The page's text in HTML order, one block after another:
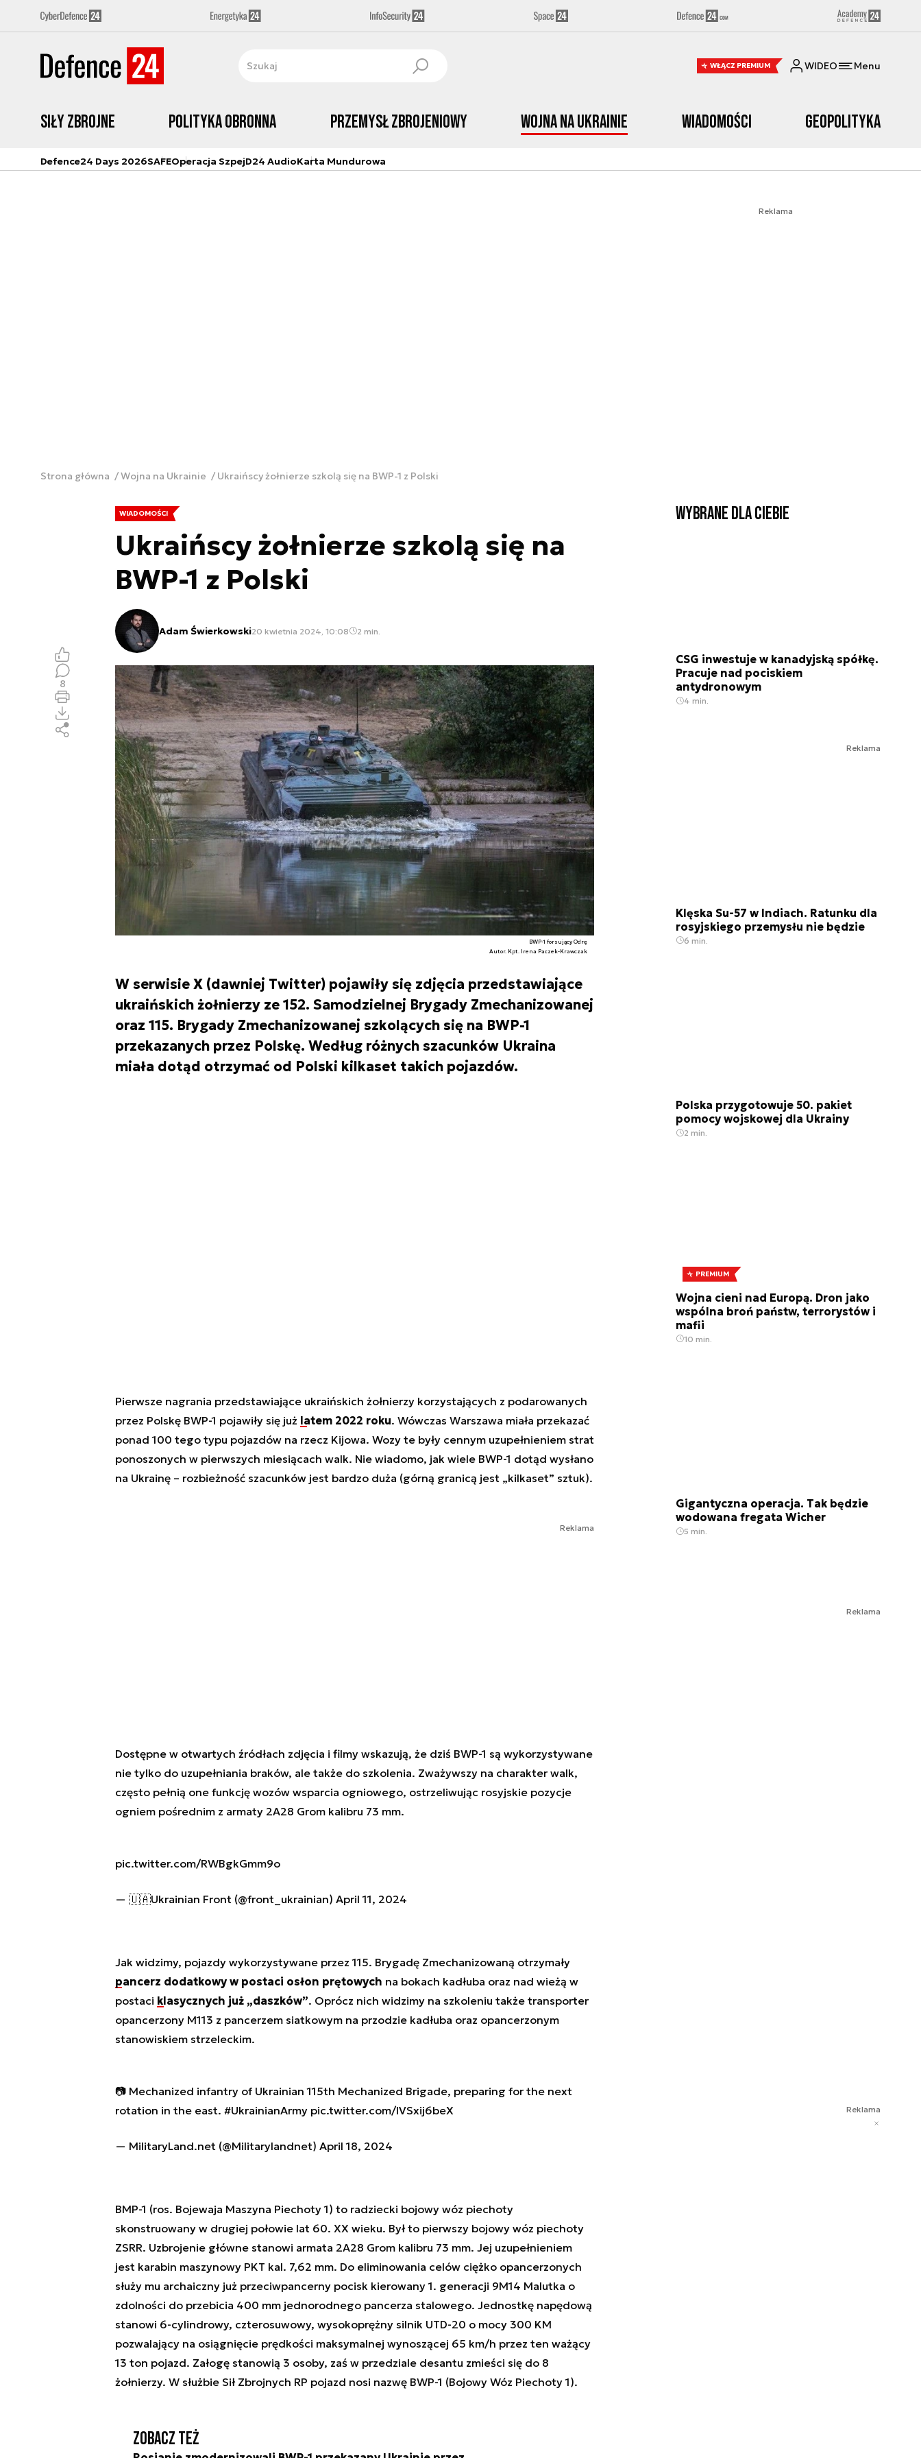
WŁĄCZ PREMIUM WIDEO Menu
Siły zbrojne Polityka obronna Przemysł Zbrojeniowy Wojna na Ukrainie Wiadomości Geopolityka
Defence24 Days 2026SAFEOperacja SzpejD24 AudioKarta Mundurowa
Reklama
Strona główna Wojna na Ukrainie Ukraińscy żołnierze szkolą się na BWP-1 z Polski
WIADOMOŚCI
Ukraińscy żołnierze szkolą się na
BWP-1 z Polski
Adam Świerkowski20 kwietnia 2024, 10:08 2 min.
BWP-1 forsujący Odrę
Autor. Kpt. Irena Paczek-Krawczak
W serwisie X (dawniej Twitter) pojawiły się zdjęcia przedstawiające
ukraińskich żołnierzy ze 152. Samodzielnej Brygady Zmechanizowanej
oraz 115. Brygady Zmechanizowanej szkolących się na BWP-1
przekazanych przez Polskę. Według różnych szacunków Ukraina
miała dotąd otrzymać od Polski kilkaset takich pojazdów.
8
Pierwsze nagrania przedstawiające ukraińskich żołnierzy korzystających z podarowanych
przez Polskę BWP-1 pojawiły się już latem 2022 roku. Wówczas Warszawa miała przekazać
ponad 100 tego typu pojazdów na rzecz Kijowa. Wozy te były cennym uzupełnieniem strat
ponoszonych w pierwszych miesiącach walk. Nie wiadomo, jak wiele BWP-1 dotąd wysłano
na Ukrainę – rozbieżność szacunków jest bardzo duża (górną granicą jest „kilkaset” sztuk).
Reklama
Dostępne w otwartych źródłach zdjęcia i filmy wskazują, że dziś BWP-1 są wykorzystywane
nie tylko do uzupełniania braków, ale także do szkolenia. Zważywszy na charakter walk,
często pełnią one funkcję wozów wsparcia ogniowego, ostrzeliwując rosyjskie pozycje
ogniem pośrednim z armaty 2A28 Grom kalibru 73 mm.
pic.twitter.com/RWBgkGmm9o
— 🇺🇦Ukrainian Front (@front_ukrainian) April 11, 2024
Jak widzimy, pojazdy wykorzystywane przez 115. Brygadę Zmechanizowaną otrzymały
pancerz dodatkowy w postaci osłon prętowych na bokach kadłuba oraz nad wieżą w
postaci klasycznych już „daszków”. Oprócz nich widzimy na szkoleniu także transporter
opancerzony M113 z pancerzem siatkowym na przodzie kadłuba oraz opancerzonym
stanowiskiem strzeleckim.
📷 Mechanized infantry of Ukrainian 115th Mechanized Brigade, preparing for the next
rotation in the east. #UkrainianArmy pic.twitter.com/lVSxij6beX
— MilitaryLand.net (@Militarylandnet) April 18, 2024
BMP-1 (ros. Bojewaja Maszyna Piechoty 1) to radziecki bojowy wóz piechoty
skonstruowany w drugiej połowie lat 60. XX wieku. Był to pierwszy bojowy wóz piechoty
ZSRR. Uzbrojenie główne stanowi armata 2A28 Grom kalibru 73 mm. Jej uzupełnieniem
jest karabin maszynowy PKT kal. 7,62 mm. Do eliminowania celów ciężko opancerzonych
służy mu archaiczny już przeciwpancerny pocisk kierowany 1. generacji 9M14 Malutka o
zdolności do przebicia 400 mm jednorodnego pancerza stalowego. Jednostkę napędową
stanowi 6-cylindrowy, czterosuwowy, wysokoprężny silnik UTD-20 o mocy 300 KM
pozwalający na osiągnięcie prędkości maksymalnej wynoszącej 65 km/h przez ten ważący
13 ton pojazd. Załogę stanowią 3 osoby, zaś w przedziale desantu zmieści się do 8
żołnierzy. W służbie Sił Zbrojnych RP pojazd nosi nazwę BWP-1 (Bojowy Wóz Piechoty 1).
Zobacz też
Wybrane dla Ciebie
CSG inwestuje w kanadyjską spółkę.
Pracuje nad pociskiem
antydronowym
4 min.
Reklama
Klęska Su-57 w Indiach. Ratunku dla
rosyjskiego przemysłu nie będzie
6 min.
Polska przygotowuje 50. pakiet
pomocy wojskowej dla Ukrainy
2 min.
PREMIUM
Wojna cieni nad Europą. Dron jako
wspólna broń państw, terrorystów i
mafii
10 min.
Gigantyczna operacja. Tak będzie
wodowana fregata Wicher
5 min.
Reklama
Reklama